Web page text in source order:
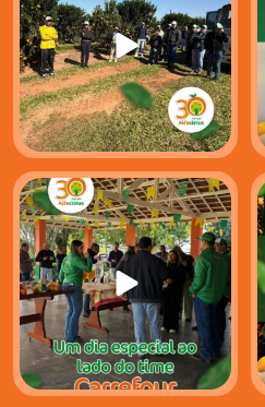
25 1
Na Alfacitrus, acreditamos
que grandes...
46 0